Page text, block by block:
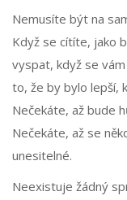
Nemusíte být na
Když se cítíte, jako
vyspat, když se
to, že by bylo lepší,
Nečekáte, až bude
Nečekáte, až se
unesitelné.
Neexistuje žádný